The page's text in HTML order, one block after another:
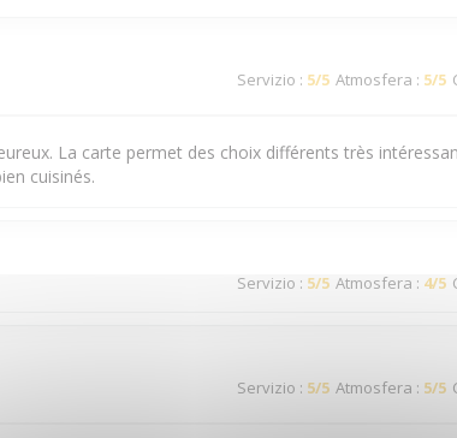
Servizio : 5/5 Atmosfera : 5/5
La carte permet des choix différents très
cuisinés.
Servizio : 5/5 Atmosfera : 4/5
Servizio : 5/5 Atmosfera : 5/5